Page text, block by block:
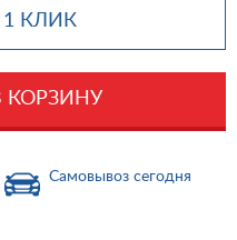
1 КЛИК
КОРЗИНУ
Самовывоз сегодня